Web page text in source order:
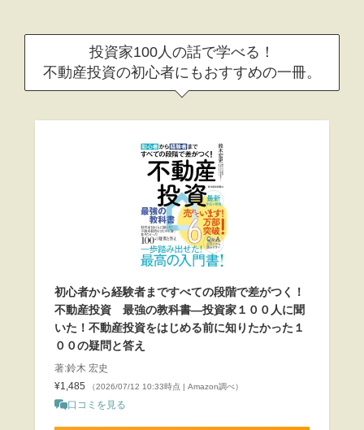
投資家100人の話で学べる！
不動産投資の初心者にもおすすめの一冊。
初心者から経験者まですべての段階で差がつく！
不動産投資 最強の教科書―投資家１００人に聞
いた！不動産投資をはじめる前に知りたかった１
００の疑問と答え
著:鈴木 宏史
¥1,485
（2026/07/12 10:33時点 | Amazon調べ）
口コミを見る